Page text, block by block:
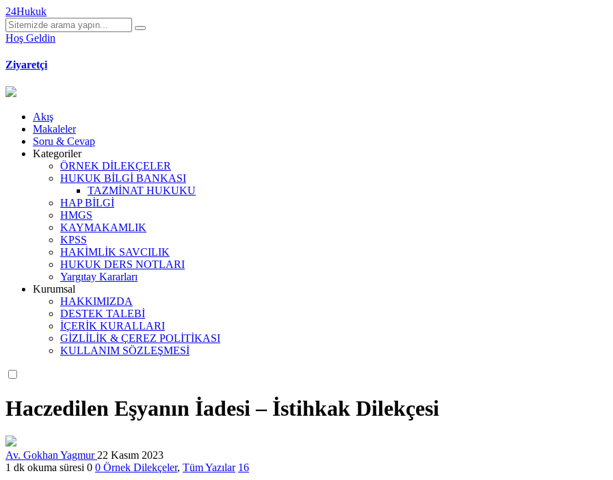
24Hukuk
Hoş Geldin
Ziyaretçi
Akış
Makaleler
Soru & Cevap
Kategoriler
ÖRNEK DİLEKÇELER
HUKUK BİLGİ BANKASI
TAZMİNAT HUKUKU
HAP BİLGİ
HMGS
KAYMAKAMLIK
KPSS
HAKİMLİK SAVCILIK
HUKUK DERS NOTLARI
Yargıtay Kararları
Kurumsal
HAKKIMIZDA
DESTEK TALEBİ
İÇERİK KURALLARI
GİZLİLİK & ÇEREZ POLİTİKASI
KULLANIM SÖZLEŞMESİ
Haczedilen Eşyanın İadesi – İstihkak Dilekçesi
Av. Gokhan Yagmur22 Kasım 2023
1 dk okuma süresi 0 0 Örnek Dilekçeler, Tüm Yazılar 16